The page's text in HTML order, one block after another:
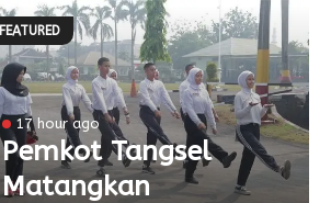
FEATURED
17 hour ago
Pemkot Tangsel
Matangkan